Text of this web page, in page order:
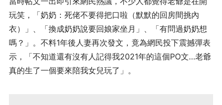
玩笑，「奶奶：死佬不要得把口啦（默默的回房間挑內
衣）」、「換成奶奶說要回娘家坐月」、「有問過奶奶想
嗎？」。不料1年後人妻再次發文，竟為網民投下震撼彈表
示，「不知道還有沒有人記得我2021年的這個PO文…老爺
真的生了一個要來陪我女兒玩了」。